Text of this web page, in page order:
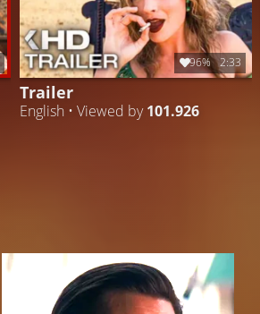
96% 2:33
Trailer
English • Viewed by101.926